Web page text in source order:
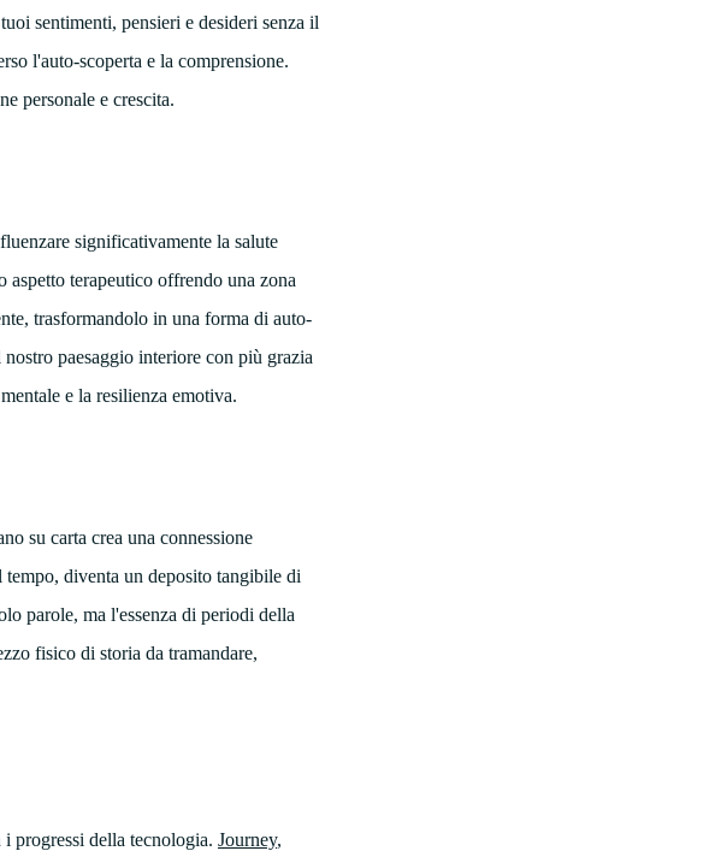
sentimenti, pensieri e desideri senza il
l'auto-scoperta e la comprensione.
personale e crescita.
significativamente la salute
aspetto terapeutico offrendo una zona
trasformandolo in una forma di auto-
paesaggio interiore con più grazia
e la resilienza emotiva.
su carta crea una connessione
diventa un deposito tangibile di
parole, ma l'essenza di periodi della
fisico di storia da tramandare,
progressi della tecnologia. Journey,